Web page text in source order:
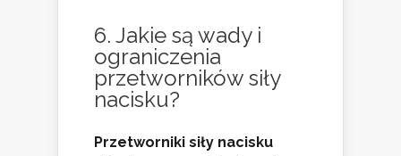
6. Jakie są wady i
ograniczenia
przetworników siły
nacisku?
Przetworniki siły nacisku